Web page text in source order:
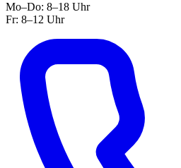
Mo–Do: 8–18 Uhr
Fr: 8–12 Uhr